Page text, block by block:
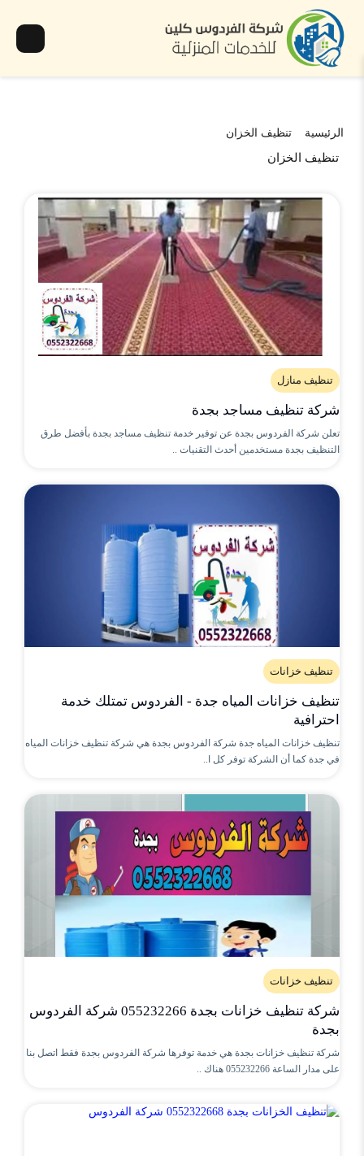
الرئيسية تنظيف الخزان
تنظيف الخزان
تنظيف منازل
شركة تنظيف مساجد بجدة
تعلن شركة الفردوس بجدة عن توفير خدمة تنظيف مساجد بجدة بأفضل طرق
التنظيف بجدة مستخدمين أحدث التقنيات ..
تنظيف خزانات
تنظيف خزانات المياه جدة - الفردوس تمتلك خدمة
احترافية
تنظيف خزانات المياه جدة شركة الفردوس بجدة هي شركة تنظيف خزانات المياه
في جدة كما أن الشركة توفر كل ا..
تنظيف خزانات
شركة تنظيف خزانات بجدة 055232266 شركة الفردوس
بجدة
شركة تنظيف خزانات بجدة هي خدمة توفرها شركة الفردوس بجدة فقط اتصل بنا
على مدار الساعة 055232266 هناك ..